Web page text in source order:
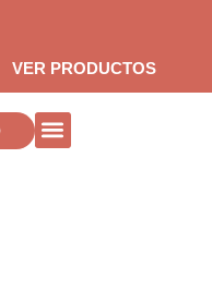
VER PRODUCTOS